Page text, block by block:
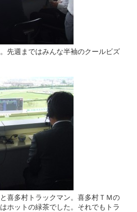
先週まではみんな半袖のクールビズ
喜多村トラックマン。喜多村ＴＭの
ホットの緑茶でした。それでもトラ